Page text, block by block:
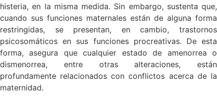
histeria, en la misma medida. Sin embargo, sustenta que,
cuando sus funciones maternales están de alguna forma
restringidas, se presentan, en cambio, trastornos
psicosomáticos en sus funciones procreativas. De esta
forma, asegura que cualquier estado de amenorrea o
dismenorrea, entre otras alteraciones, están
profundamente relacionados con conflictos acerca de la
maternidad.